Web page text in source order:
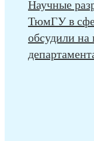
Научные
ТюмГУ в
обсудили на